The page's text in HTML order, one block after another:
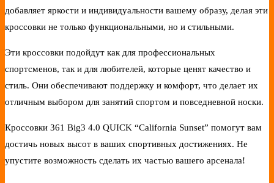
добавляет яркости и индивидуальности вашему образу, делая эти
кроссовки не только функциональными, но и стильными.
Эти кроссовки подойдут как для профессиональных
спортсменов, так и для любителей, которые ценят качество и
стиль. Они обеспечивают поддержку и комфорт, что делает их
отличным выбором для занятий спортом и повседневной носки.
Кроссовки 361 Big3 4.0 QUICK “California Sunset” помогут вам
достичь новых высот в ваших спортивных достижениях. Не
упустите возможность сделать их частью вашего арсенала!